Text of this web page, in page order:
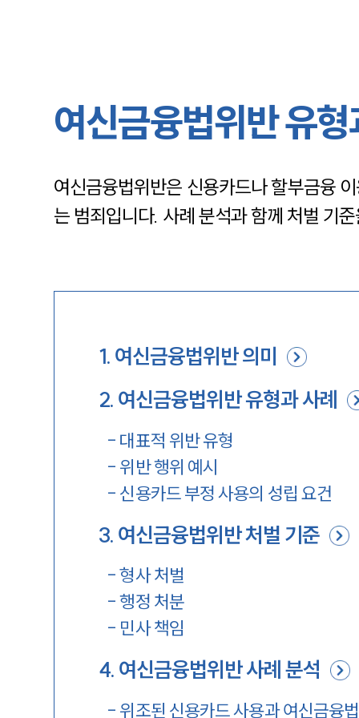
여신금융법위반 유
여신금융법위반은 신용카드나 할부금융
는 범죄입니다. 사례 분석과 함께 처벌 기
1. 여신금융법위반 의미
2. 여신금융법위반 유형과 사례
- 대표적 위반 유형
- 위반 행위 예시
- 신용카드 부정 사용의 성립 요건
3. 여신금융법위반 처벌 기준
-형사 처벌
-행정 처분
- 민사 책임
4. 여신금융법위반 사례 분석
- 위조된 신용카드 사용과 여신금융법